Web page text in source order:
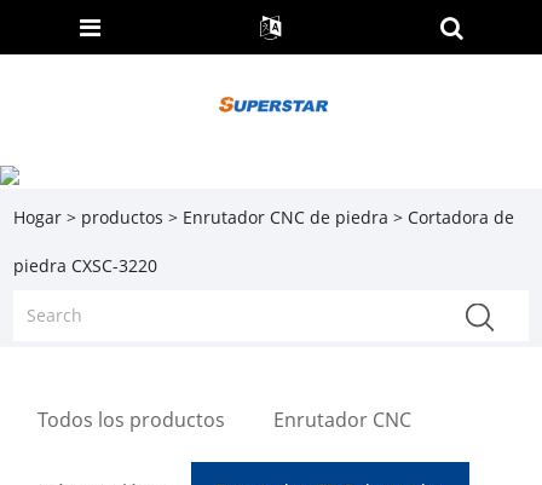
Hogar > productos > Enrutador CNC de piedra > Cortadora de
piedra CXSC-3220
Todos los productos Enrutador CNC